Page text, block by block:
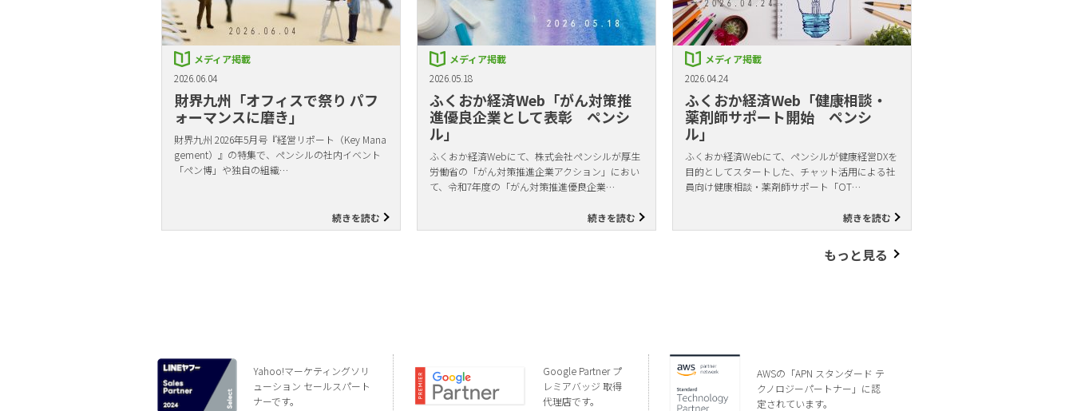
メディア掲載
2026.06.04
財界九州「オフィスで祭り パフ
ォーマンスに磨き」
財界九州 2026年5月号『経営リポート（Key Mana
gement）』の特集で、ペンシルの社内イベント
「ペン博」や独自の組織…
続きを読む
メディア掲載
2026.05.18
ふくおか経済Web「がん対策推
進優良企業として表彰 ペンシ
ル」
ふくおか経済Webにて、株式会社ペンシルが厚生
労働省の「がん対策推進企業アクション」におい
て、令和7年度の「がん対策推進優良企業…
続きを読む
メディア掲載
2026.04.24
ふくおか経済Web「健康相談・
薬剤師サポート開始 ペンシ
ル」
ふくおか経済Webにて、ペンシルが健康経営DXを
目的としてスタートした、チャット活用による社
員向け健康相談・薬剤師サポート「OT…
続きを読む
もっと見る
Yahoo!マーケティングソリ
ューション セールスパート
ナーです。
Google Partner プ
レミアバッジ 取得
代理店です。
AWSの「APN スタンダード テ
クノロジーパートナー」に認
定されています。